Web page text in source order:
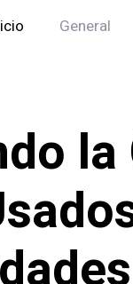
General
la